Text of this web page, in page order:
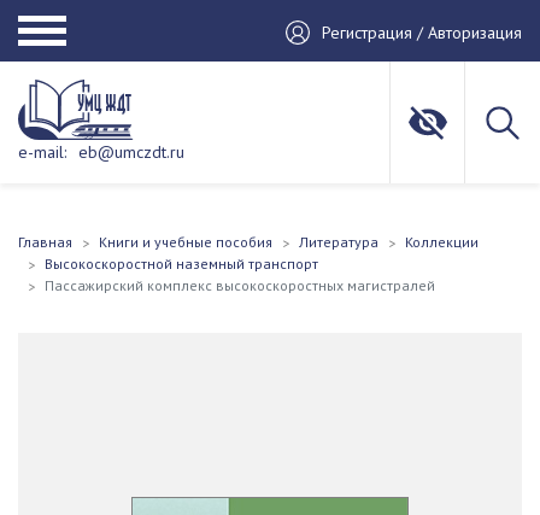
Регистрация / Авторизация
e-mail: eb@umczdt.ru
Главная Книги и учебные пособия Литература
Коллекции
Высокоскоростной наземный транспорт
Пассажирский комплекс высокоскоростных магистралей